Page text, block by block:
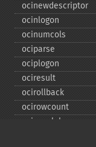
ocinewdescriptor
ocinlogon
ocinumcols
ociparse
ociplogon
ociresult
ocirollback
ocirowcount
ocisavelob